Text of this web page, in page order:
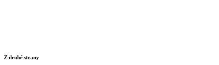
Z druhé strany